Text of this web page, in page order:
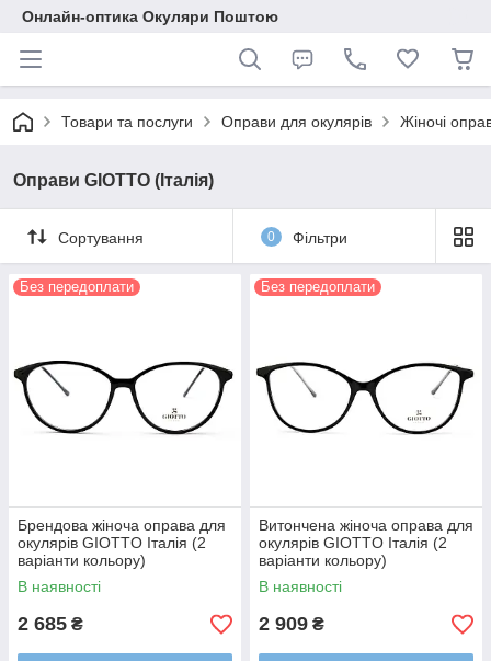
Онлайн-оптика Окуляри Поштою
Товари та послуги Оправи для окулярів Жіночі
Оправи GIOTTO (Італія)
Сортування 0 Фільтри
Без передоплати
Брендова жіноча оправа для
окулярів GIOTTO Італія (2
варіанти кольору)
В наявності
2 685 ₴
Без передоплати
Витончена жіноча оправа для
окулярів GIOTTO Італія (2
варіанти кольору)
В наявності
2 909 ₴